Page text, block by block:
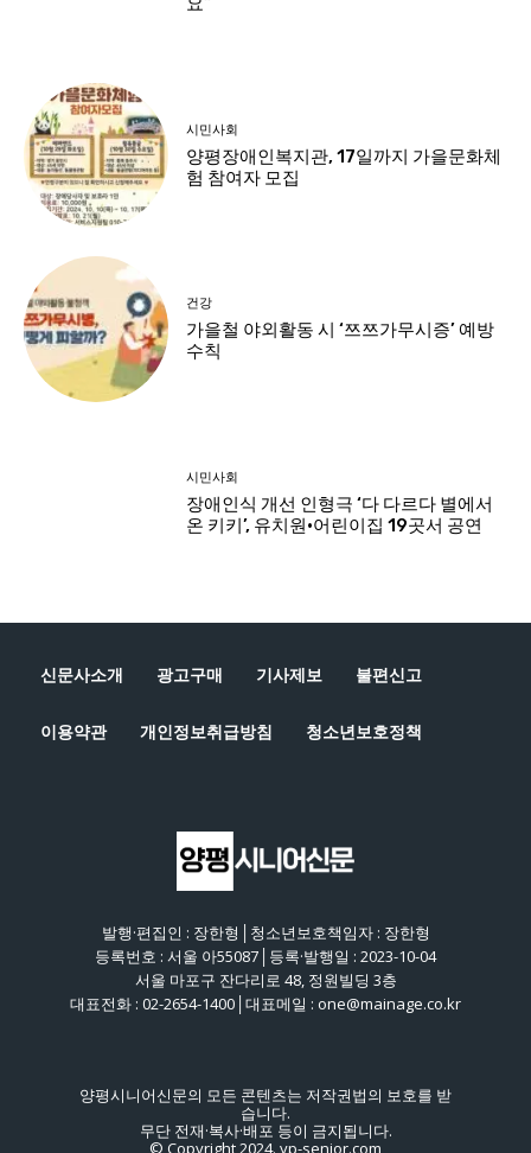
신문사소개 광고구매 기사제보 불편신고
이용약관 개인정보취급방침 청소년보호정책
발행·편집인 : 장한형│청소년보호책임자 : 장한형
등록번호 : 서울 아55087│등록·발행일 : 2023-10-04
서울 마포구 잔다리로 48, 정원빌딩 3층
대표전화 : 02-2654-1400│대표메일 : one@mainage.co.kr
양평시니어신문의 모든 콘텐츠는 저작권법의 보호를 받
습니다.
무단 전재·복사·배포 등이 금지됩니다.
© Copyright 2024. yp-senior.com